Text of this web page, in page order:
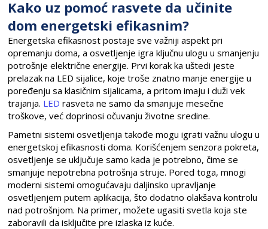
Kako uz pomoć rasvete da učinite
dom energetski efikasnim?
Energetska efikasnost postaje sve važniji aspekt pri
opremanju doma, a osvetljenje igra ključnu ulogu u smanjenju
potrošnje električne energije. Prvi korak ka uštedi jeste
prelazak na LED sijalice, koje troše znatno manje energije u
poređenju sa klasičnim sijalicama, a pritom imaju i duži vek
trajanja. LED rasveta ne samo da smanjuje mesečne
troškove, već doprinosi očuvanju životne sredine.
Pametni sistemi osvetljenja takođe mogu igrati važnu ulogu u
energetskoj efikasnosti doma. Korišćenjem senzora pokreta,
osvetljenje se uključuje samo kada je potrebno, čime se
smanjuje nepotrebna potrošnja struje. Pored toga, mnogi
moderni sistemi omogućavaju daljinsko upravljanje
osvetljenjem putem aplikacija, što dodatno olakšava kontrolu
nad potrošnjom. Na primer, možete ugasiti svetla koja ste
zaboravili da isključite pre izlaska iz kuće.